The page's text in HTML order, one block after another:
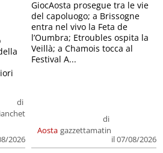
di
2026
Aosta
di
gazzettamatin
il 07/08/2026
GiocAosta prosegue tra le vie
del capoluogo; a Brissogne
entra nel vivo la Feta de
l’Oumbra; Etroubles ospita la
Veillà; a Chamois tocca al
Festival A...